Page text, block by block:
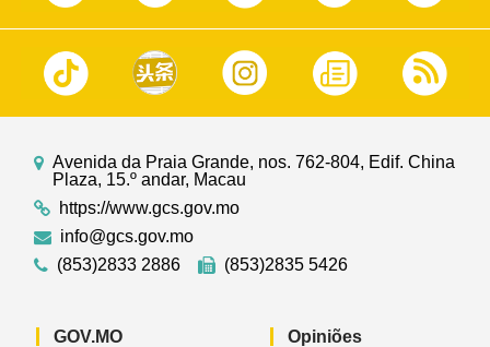
Avenida da Praia Grande, nos. 762-804, Edif. China
Plaza, 15.º andar, Macau
https://www.gcs.gov.mo
info@gcs.gov.mo
(853)2833 2886
(853)2835 5426
GOV.MO Opiniões